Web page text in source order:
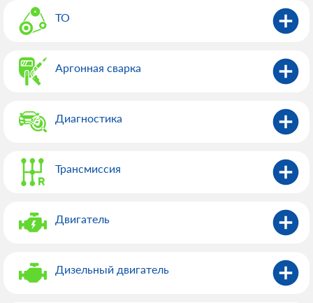
ТО
Аргонная сварка
Диагностика
Трансмиссия
Двигатель
Дизельный двигатель